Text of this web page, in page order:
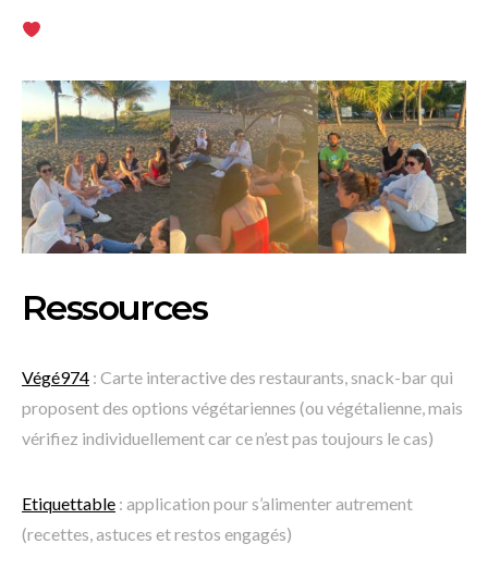
Ressources
Végé974 : Carte interactive des restaurants, snack-bar qui
proposent des options végétariennes (ou végétalienne, mais
vérifiez individuellement car ce n’est pas toujours le cas)
Etiquettable : application pour s’alimenter autrement
(recettes, astuces et restos engagés)